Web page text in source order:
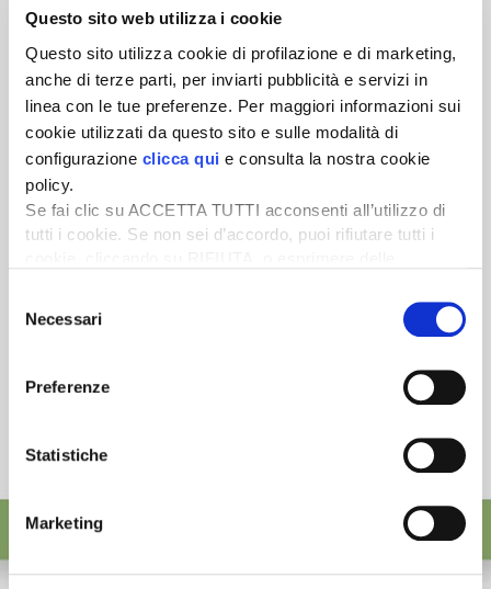
Questo sito web utilizza i cookie
Questo sito utilizza cookie di profilazione e di marketing,
anche di terze parti, per inviarti pubblicità e servizi in
linea con le tue preferenze. Per maggiori informazioni sui
cookie utilizzati da questo sito e sulle modalità di
configurazione clicca qui e consulta la nostra cookie
policy.
Se fai clic su ACCETTA TUTTI acconsenti all’utilizzo di
tutti i cookie. Se non sei d’accordo, puoi rifiutare tutti i
desideri accettare e cliccando ACCETTA SELEZIONATI.
delNecessari
Preferenze
Statistiche
Marketing
Newsletter
Scopri un servizio d'informazione di alta qualità. Tagliato sulle tue
esigenze.